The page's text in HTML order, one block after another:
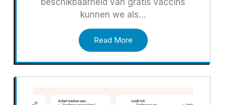
kunnen we als…
Read More